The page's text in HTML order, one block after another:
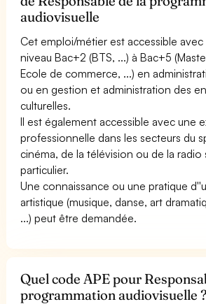
audiovisuelle
Cet emploi/métier est accessible
niveau Bac+2 (BTS, ...) à Bac+5
Ecole de commerce, ...) en
ou en gestion et administration des
culturelles.
Il est également accessible avec une
professionnelle dans les secteurs du
cinéma, de la télévision ou de la radio
particulier.
Une connaissance ou une pratique
artistique (musique, danse, art
...) peut être demandée.
Quel code APE pour
programmation audiovisuelle ?